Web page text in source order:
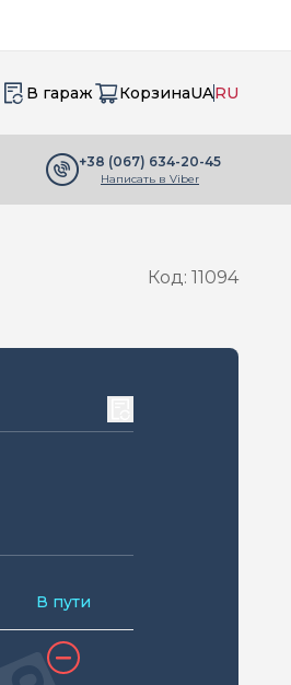
В гараж КорзинаUARU
+38 (067) 634-20-45
Написать в Viber
Код: 11094
В пути